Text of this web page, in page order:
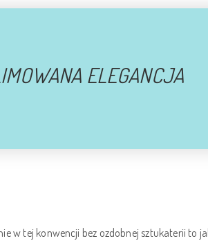
ELEGANCJA
w tej konwencji bez ozdobnej sztukaterii to